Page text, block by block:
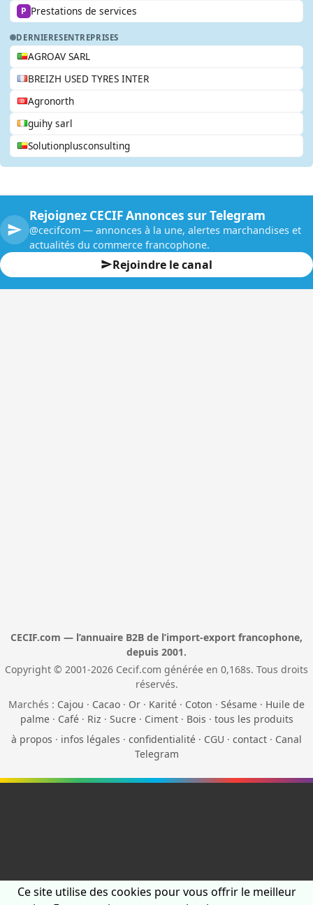
P Prestations de services
DERNIERESENTREPRISES
AGROAV SARL
BREIZH USED TYRES INTER
Agronorth
guihy sarl
Solutionplusconsulting
Rejoignez CECIF Annonces sur Telegram
@cecifcom — annonces à la une, alertes marchandises et
actualités du commerce francophone.
Rejoindre le canal
CECIF.com — l’annuaire B2B de l’import-export francophone,
depuis 2001.
Copyright © 2001-2026 Cecif.com générée en 0,168s. Tous droits
réservés.
Marchés : Cajou · Cacao · Or · Karité · Coton · Sésame · Huile de
palme· Café· Riz · Sucre· Ciment· Bois · tous les produits
à propos · infos légales · confidentialité · CGU · contact · Canal
Telegram
Ce site utilise des cookies pour vous offrir le meilleur